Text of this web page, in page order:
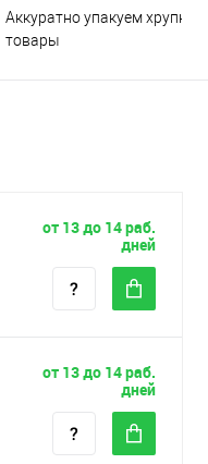
Аккуратно упакуем хрупкие
товары
от 13 до 14 раб.
дней
от 13 до 14 раб.
дней